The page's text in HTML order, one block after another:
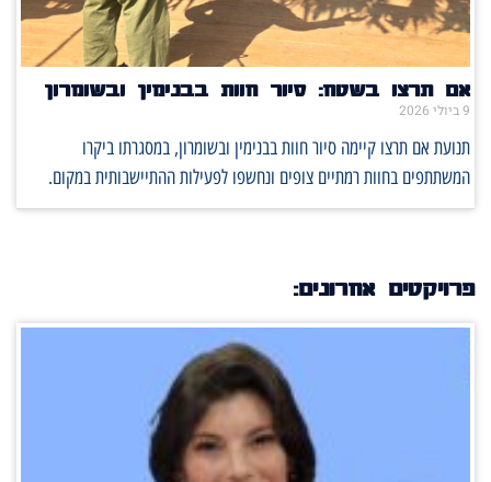
אם תרצו בשטח: סיור חוות בבנימין ובשומרון
9 ביולי 2026
תנועת אם תרצו קיימה סיור חוות בבנימין ובשומרון, במסגרתו ביקרו
המשתתפים בחוות רמתיים צופים ונחשפו לפעילות ההתיישבותית במקום.
פרויקטים אחרונים: